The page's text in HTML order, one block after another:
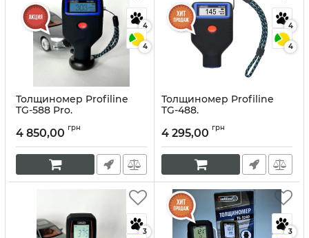
4
4
Толщиномер Profiline
TG-588 Pro.
4 850,00 грн
4
4
Толщиномер Profiline
TG-488.
4 295,00 грн
3 3